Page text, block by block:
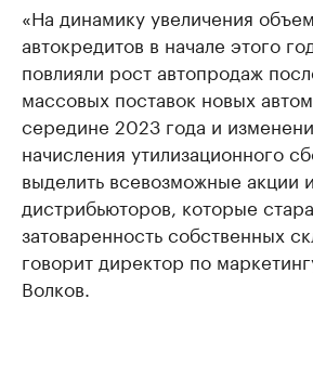
«На динамику увеличения
автокредитов в начале этого
повлияли рост автопродаж
массовых поставок новых
середине 2023 года и
начисления утилизационного
выделить всевозможные акции
дистрибьюторов, которые
затоваренность собственных
говорит директор по
Волков.